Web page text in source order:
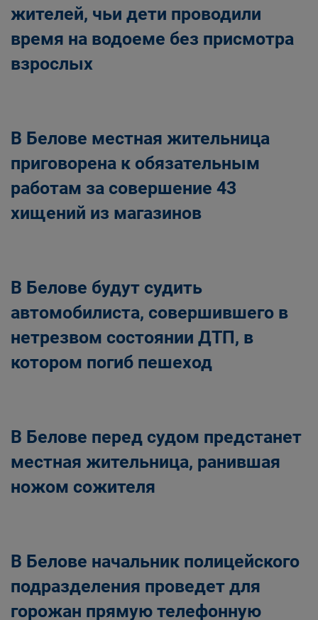
жителей, чьи дети проводили
время на водоеме без присмотра
взрослых
В Белове местная жительница
приговорена к обязательным
работам за совершение 43
хищений из магазинов
В Белове будут судить
автомобилиста, совершившего в
нетрезвом состоянии ДТП, в
котором погиб пешеход
В Белове перед судом предстанет
местная жительница, ранившая
ножом сожителя
В Белове начальник полицейского
подразделения проведет для
горожан прямую телефонную